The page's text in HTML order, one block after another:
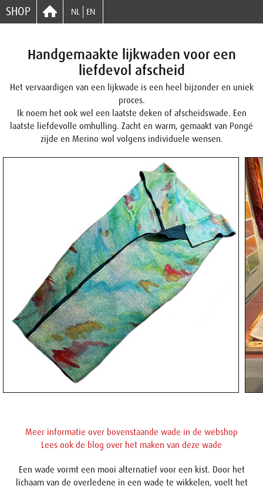
SHOP NL EN
Handgemaakte lijkwaden voor een
liefdevol afscheid
Het vervaardigen van een lijkwade is een heel bijzonder en uniek
proces.
Ik noem het ook wel een laatste deken of afscheidswade. Een
laatste liefdevolle omhulling. Zacht en warm, gemaakt van Pongé
zijde en Merino wol volgens individuele wensen.
Meer informatie over bovenstaande wade in de webshop
Lees ook de blog over het maken van deze wade
Een wade vormt een mooi alternatief voor een kist. Door het
lichaam van de overledene in een wade te wikkelen, voelt het